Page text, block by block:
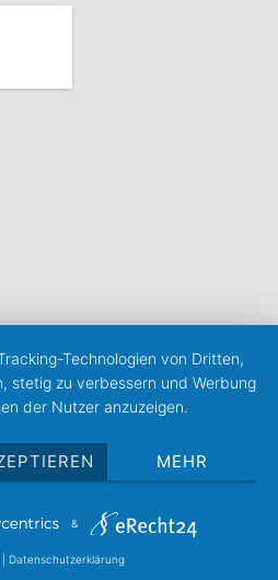
Technologien von Dritten,
stetig zu verbessern und Werbung
der Nutzer anzuzeigen.
MEHR
&
Datenschutzerklärung